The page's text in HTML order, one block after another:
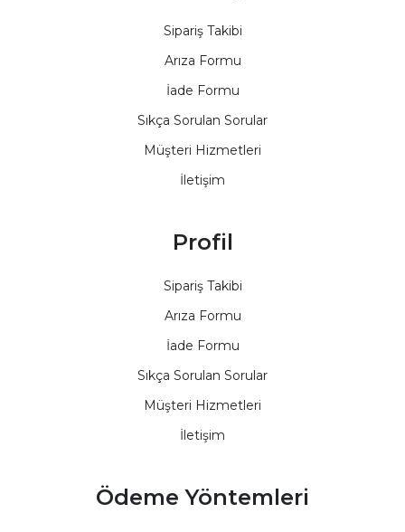
Sipariş Takibi
Arıza Formu
İade Formu
Sıkça Sorulan Sorular
Müşteri Hizmetleri
İletişim
Profil
Sipariş Takibi
Arıza Formu
İade Formu
Sıkça Sorulan Sorular
Müşteri Hizmetleri
İletişim
Ödeme Yöntemleri